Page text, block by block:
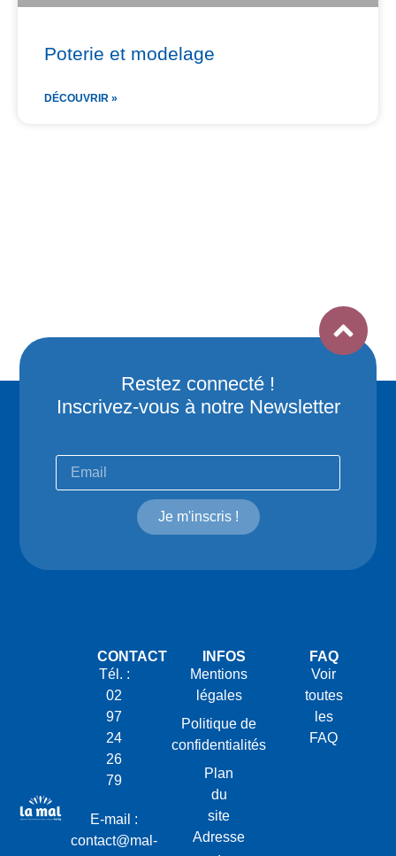
Poterie et modelage
DÉCOUVRIR »
Restez connecté !
Inscrivez-vous à notre Newsletter
Je m'inscris !
CONTACT
Tél. :
02
97
24
26
79
E-mail :
contact@mal-
INFOS
Mentions
légales
Politique de
confidentialités
Plan
du
site
Adresse
FAQ
Voir
toutes
les
FAQ